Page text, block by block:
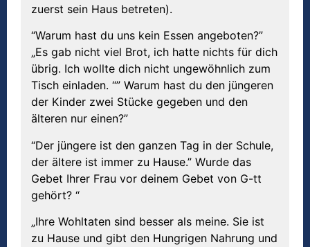
zuerst sein Haus betreten).
“Warum hast du uns kein Essen angeboten?”
„Es gab nicht viel Brot, ich hatte nichts für dich
übrig. Ich wollte dich nicht ungewöhnlich zum
Tisch einladen. “” Warum hast du den jüngeren
der Kinder zwei Stücke gegeben und den
älteren nur einen?”
“Der jüngere ist den ganzen Tag in der Schule,
der ältere ist immer zu Hause.” Wurde das
Gebet Ihrer Frau vor deinem Gebet von G-tt
gehört? “
„Ihre Wohltaten sind besser als meine. Sie ist
zu Hause und gibt den Hungrigen Nahrung und